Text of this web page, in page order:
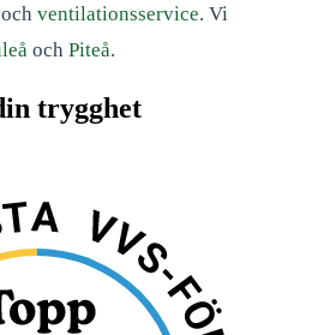
och ventilationsservice. Vi
och Piteå.
trygghet